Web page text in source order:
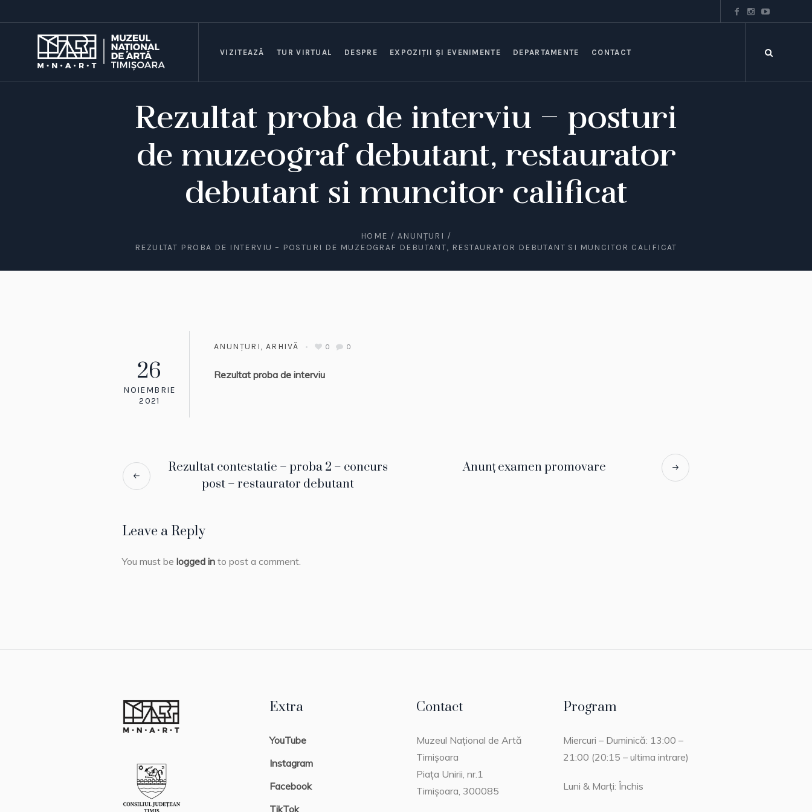
VIZITEAZĂ TUR VIRTUAL DESPRE EXPOZIȚII ȘI EVENIMENTE DEPARTAMENTE CONTACT
Rezultat proba de interviu – posturi
de muzeograf debutant, restaurator
debutant si muncitor calificat
HOME / ANUNȚURI /
REZULTAT PROBA DE INTERVIU – POSTURI DE MUZEOGRAF DEBUTANT, RESTAURATOR DEBUTANT SI MUNCITOR CALIFICAT
26
NOIEMBRIE
2021
ANUNȚURI,ARHIVĂ 0 0
Rezultat proba de interviu
Rezultat contestatie – proba 2 – concurs
post – restaurator debutant
Anunț examen promovare
Leave a Reply
You must be logged in to post a comment.
Extra
YouTube
Instagram
Facebook
TikTok
Contact
Muzeul Național de Artă
Timișoara
Piața Unirii, nr.1
Timișoara, 300085
Program
Miercuri – Duminică: 13:00 –
21:00 (20:15 – ultima intrare)
Luni & Marți: Închis